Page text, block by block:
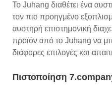
Το Juhang διαθέτει ένα
τον πιο προηγμένο
αυστηρή επιστημονική
προϊόν από το Juhang να
διάφορες επιλογές και
Πιστοποίηση